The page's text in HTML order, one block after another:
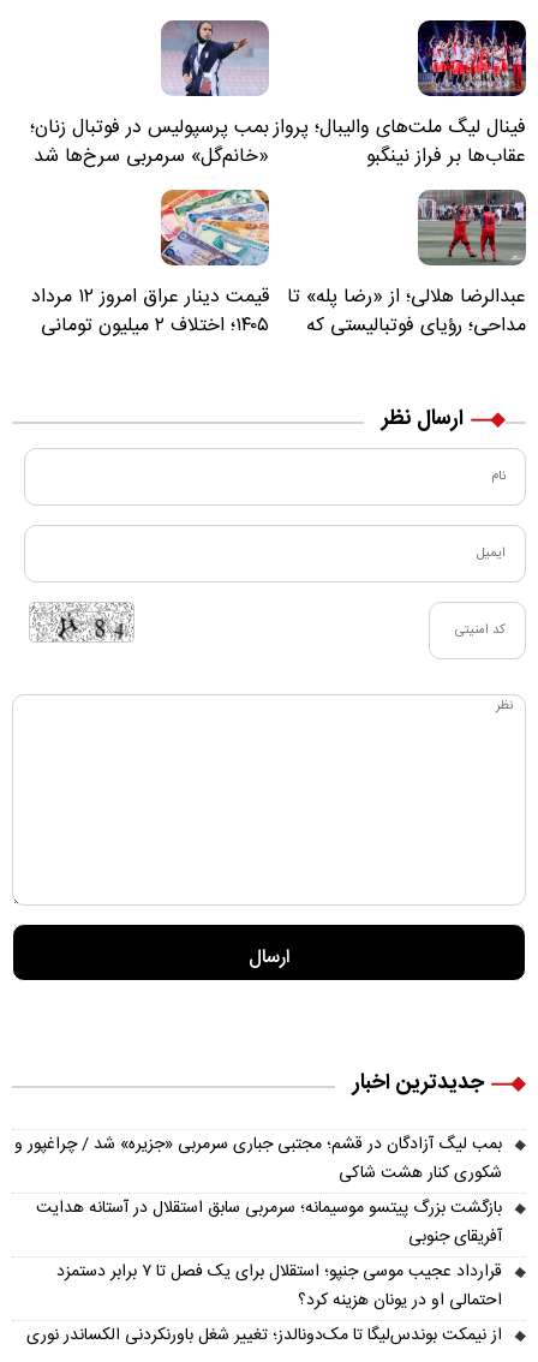
فینال لیگ ملت‌های والیبال؛ پرواز
عقاب‌ها بر فراز نینگبو
بمب پرسپولیس در فوتبال زنان؛
«خانم‌گل» سرمربی سرخ‌ها شد
عبدالرضا هلالی؛ از «رضا پله» تا
مداحی؛ رؤیای فوتبالیستی که
قیمت دینار عراق امروز ۱۲ مرداد
۱۴۰۵؛ اختلاف ۲ میلیون تومانی
ارسال نظر
جدیدترین اخبار
بمب لیگ آزادگان در قشم؛ مجتبی جباری سرمربی «جزیره» شد / چراغپور و
شکوری کنار هشت شاکی
بازگشت بزرگ پیتسو موسیمانه؛ سرمربی سابق استقلال در آستانه هدایت
آفریقای جنوبی
قرارداد عجیب موسی جنپو؛ استقلال برای یک فصل تا ۷ برابر دستمزد
احتمالی او در یونان هزینه کرد؟
از نیمکت بوندس‌لیگا تا مک‌دونالدز؛ تغییر شغل باورنکردنی الکساندر نوری